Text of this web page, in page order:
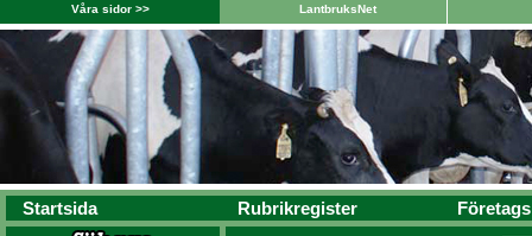
Våra sidor >> LantbruksNet
Startsida Rubrikregister